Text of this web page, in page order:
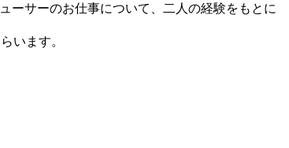
ーサーのお仕事について、二人の経験をもとに
います。